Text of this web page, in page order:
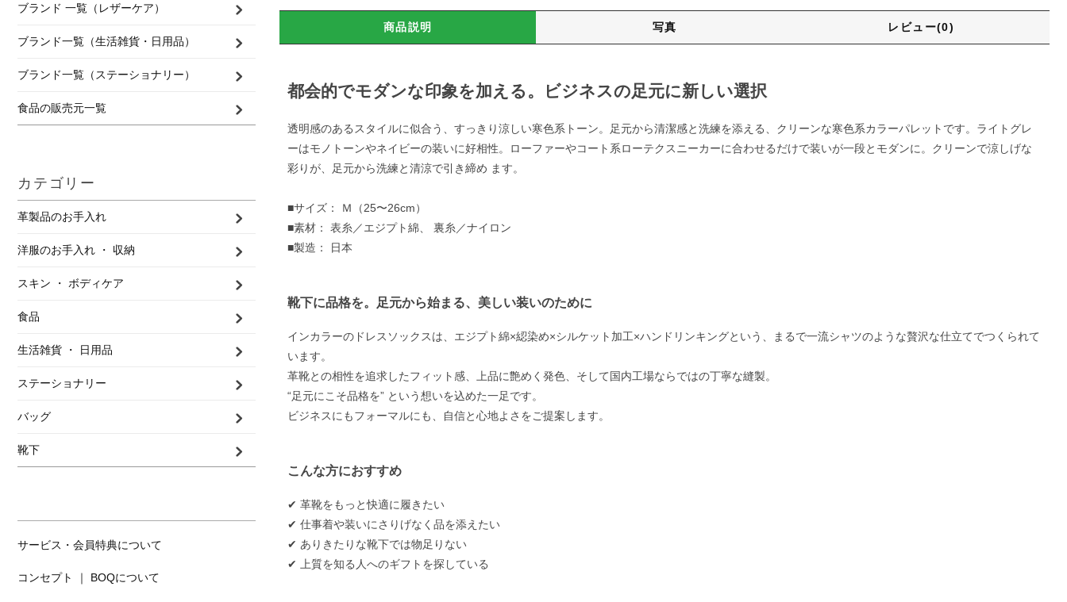
商品説明 写真 レビュー(0)
都会的でモダンな印象を加える。ビジネスの足元に新しい選択
透明感のあるスタイルに似合う、すっきり涼しい寒色系トーン。足元から清潔感と洗練を添える、クリーンな寒色系カラーパレットです。ライトグレ
ーはモノトーンやネイビーの装いに好相性。ローファーやコート系ローテクスニーカーに合わせるだけで装いが一段とモダンに。クリーンで涼しげな
彩りが、足元から洗練と清涼で引き締め ます。
■サイズ： Ｍ（25〜26cm）
■素材： 表糸／エジプト綿、 裏糸／ナイロン
■製造： 日本
靴下に品格を。足元から始まる、美しい装いのために
インカラーのドレスソックスは、エジプト綿×綛染め×シルケット加工×ハンドリンキングという、まるで一流シャツのような贅沢な仕立てでつくられて
います。
革靴との相性を追求したフィット感、上品に艶めく発色、そして国内工場ならではの丁寧な縫製。
“足元にこそ品格を” という想いを込めた一足です。
ビジネスにもフォーマルにも、自信と心地よさをご提案します。
こんな方におすすめ
✔︎ 革靴をもっと快適に履きたい
✔︎ 仕事着や装いにさりげなく品を添えたい
✔︎ ありきたりな靴下では物足りない
✔︎ 上質を知る人へのギフトを探している
ブランド 一覧（レザーケア）
ブランド一覧（生活雑貨・日用品）
ブランド一覧（ステーショナリー）
食品の販売元一覧
カテゴリー
革製品のお手入れ
洋服のお手入れ ・ 収納
スキン ・ ボディケア
食品
生活雑貨 ・ 日用品
ステーショナリー
バッグ
靴下
サービス・会員特典について
コンセプト ｜ BOQについて